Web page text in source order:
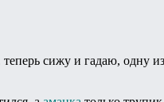
сижу и гадаю, одну